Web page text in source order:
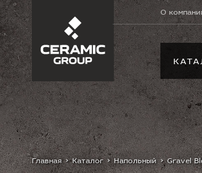
О
Главная Каталог Напольный Gravel